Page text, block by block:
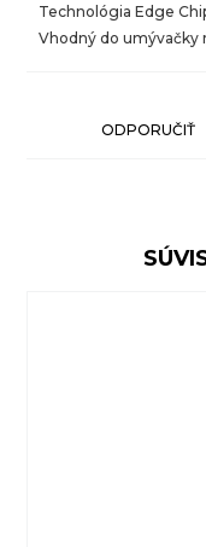
Technológia Edge
Vhodný do umývačky
ODPORUČIŤ